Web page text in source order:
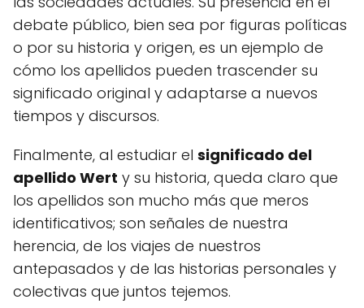
debate público, bien sea por figuras políticas
o por su historia y origen, es un ejemplo de
cómo los apellidos pueden trascender su
significado original y adaptarse a nuevos
tiempos y discursos.
Finalmente, al estudiar el significado del
apellido Wert y su historia, queda claro que
los apellidos son mucho más que meros
identificativos; son señales de nuestra
herencia, de los viajes de nuestros
antepasados y de las historias personales y
colectivas que juntos tejemos.